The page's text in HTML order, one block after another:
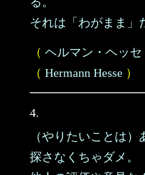
それは「わがまま」
（ ヘルマン・ヘッセ
（ Hermann Hesse ）
4.
（やりたいことは
探さなくちゃダメ。